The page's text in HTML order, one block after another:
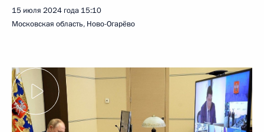
15 июля 2024 года 15:10
Московская область, Ново-Огарёво